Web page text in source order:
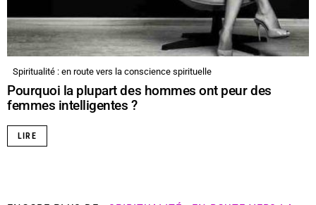
Spiritualité : en route vers la conscience spirituelle
Pourquoi la plupart des hommes ont peur des
femmes intelligentes ?
LIRE